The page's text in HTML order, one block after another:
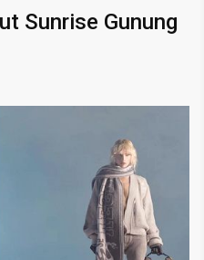
Sunrise Gunung